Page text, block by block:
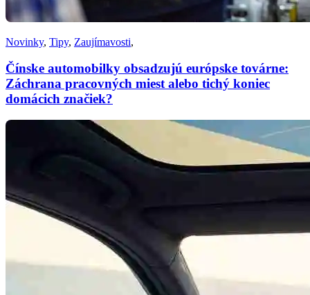
Novinky, Tipy, Zaujímavosti,
Čínske automobilky obsadzujú európske továrne:
Záchrana pracovných miest alebo tichý koniec
domácich značiek?